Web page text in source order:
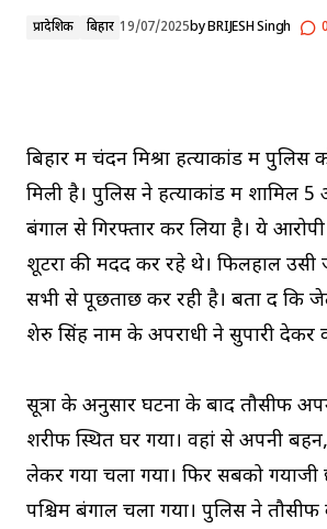
प्रादेशिक बिहार 19/07/2025byBRIJESH Singh 0
बिहार में चंदन मिश्रा हत्याकांड में पुलिस
मिली है। पुलिस ने हत्याकांड में शामिल 5
बंगाल से गिरफ्तार कर लिया है। ये
शूटरों की मदद कर रहे थे। फिलहाल उसी
सभी से पूछताछ कर रही है। बता दें कि
शेरु सिंह नाम के अपराधी ने सुपारी देकर
सूत्रों के अनुसार घटना के बाद तौसीफ
शरीफ स्थित घर गया। वहां से अपनी
लेकर गया चला गया। फिर सबको गयाजी
पश्चिम बंगाल चला गया। पुलिस ने तौसीफ